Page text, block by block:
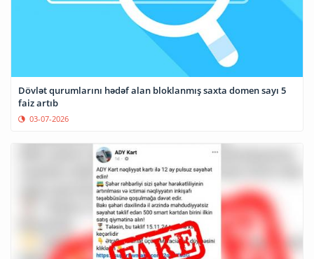
Dövlət qurumlarını hədəf alan bloklanmış saxta domen sayı 5
faiz artıb
03-07-2026